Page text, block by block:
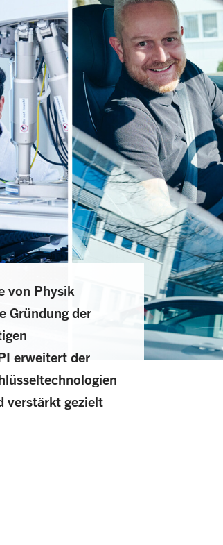
von Physik
Gründung der
erweitert der
verstärkt gezielt